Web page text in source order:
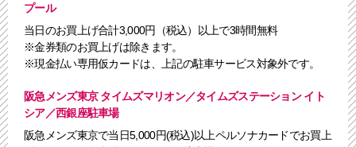
プール
当日のお買上げ合計3,000円（税込）以上で3時間無料
※金券類のお買上げは除きます。
※現金払い専用仮カードは、上記の駐車サービス対象外です。
阪急メンズ東京 タイムズマリオン／タイムズステーション イト
シア／西銀座駐車場
阪急メンズ東京で当日5,000円(税込)以上ペルソナカードでお買上